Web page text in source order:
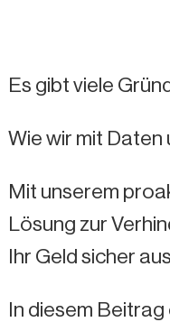
Es gibt viele
Wie wir mit Daten
Mit unserem
Lösung zur
Ihr Geld sicher
In diesem